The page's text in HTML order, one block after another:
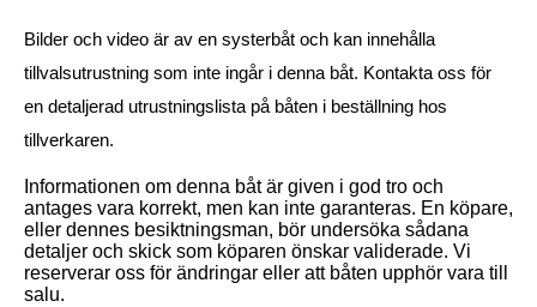
Bilder och video är av en systerbåt och kan innehålla
tillvalsutrustning som inte ingår i denna båt. Kontakta oss för
en detaljerad utrustningslista på båten i beställning hos
tillverkaren.
Informationen om denna båt är given i god tro och
antages vara korrekt, men kan inte garanteras. En köpare,
eller dennes besiktningsman, bör undersöka sådana
detaljer och skick som köparen önskar validerade. Vi
reserverar oss för ändringar eller att båten upphör vara till
salu.